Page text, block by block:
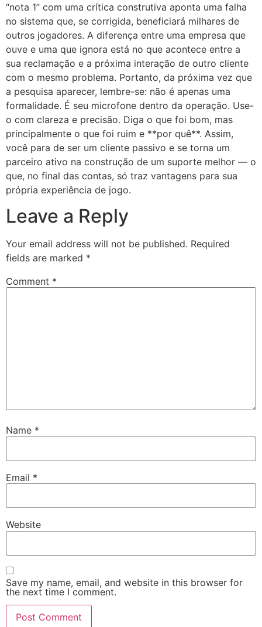
“nota 1” com uma crítica construtiva aponta uma falha
no sistema que, se corrigida, beneficiará milhares de
outros jogadores. A diferença entre uma empresa que
ouve e uma que ignora está no que acontece entre a
sua reclamação e a próxima interação de outro cliente
com o mesmo problema. Portanto, da próxima vez que
a pesquisa aparecer, lembre-se: não é apenas uma
formalidade. É seu microfone dentro da operação. Use-
o com clareza e precisão. Diga o que foi bom, mas
principalmente o que foi ruim e **por quê**. Assim,
você para de ser um cliente passivo e se torna um
parceiro ativo na construção de um suporte melhor — o
que, no final das contas, só traz vantagens para sua
própria experiência de jogo.
Leave a Reply
Your email address will not be published. Required
fields are marked *
Comment *
Name *
Email *
Website
Save my name, email, and website in this browser for
the next time I comment.